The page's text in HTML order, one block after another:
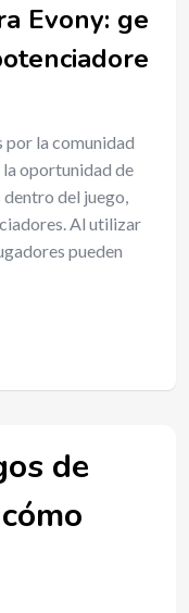
Evony: ge
la comunidad
la oportunidad de
del juego,
Al utilizar
pueden
de